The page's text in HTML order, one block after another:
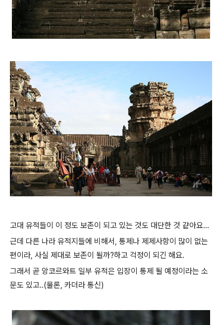
고대 유적들이 이 정도 보존이 되고 있는 것도 대단한 것 같아요...
근데 다른 나라 유적지들에 비해서, 통제나 제제사항이 많이 없는
편이라, 사실 제대로 보존이 될까?하고 걱정이 되긴 해요.
그래서 곧 앙코르와트 일부 유적은 입장이 통제 될 예정이라는 소
문도 있고..(물론, 카더라 통신)